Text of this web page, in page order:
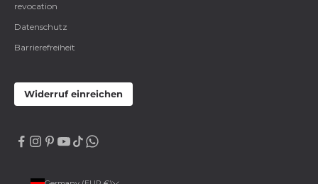
revocation
Datenschutz
Barrierefreiheit
Widerruf einreichen